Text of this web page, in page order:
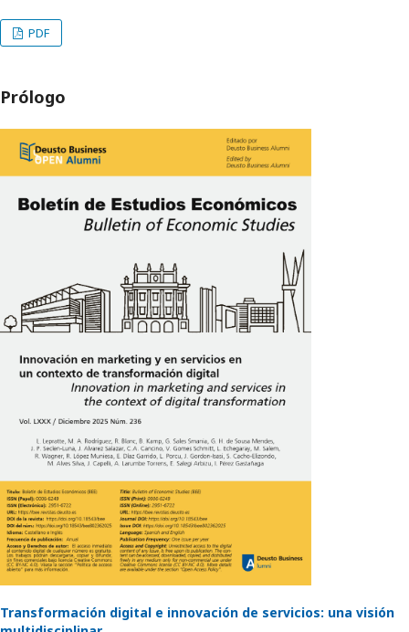
PDF
Prólogo
Transformación digital e innovación de servicios: una visión